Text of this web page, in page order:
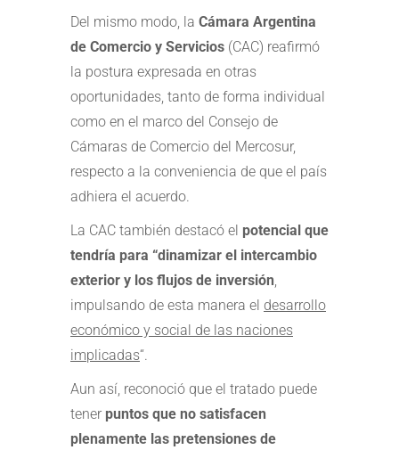
Del mismo modo, la Cámara Argentina
de Comercio y Servicios (CAC) reafirmó
la postura expresada en otras
oportunidades, tanto de forma individual
como en el marco del Consejo de
Cámaras de Comercio del Mercosur,
respecto a la conveniencia de que el país
adhiera el acuerdo.
La CAC también destacó el potencial que
tendría para “dinamizar el intercambio
exterior y los flujos de inversión
impulsando de esta manera el desarrollo
económico y social de las naciones
implicadas“.
Aun así, reconoció que el tratado puede
tener puntos que no satisfacen
plenamente las pretensiones de